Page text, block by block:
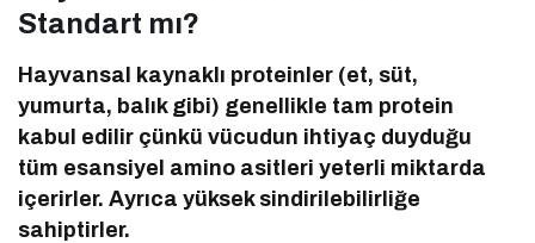
Standart mı?
Hayvansal kaynaklı proteinler (et, süt,
yumurta, balık gibi) genellikle tam protein
kabul edilir çünkü vücudun ihtiyaç duyduğu
tüm esansiyel amino asitleri yeterli miktarda
içerirler. Ayrıca yüksek sindirilebilirliğe
sahiptirler.